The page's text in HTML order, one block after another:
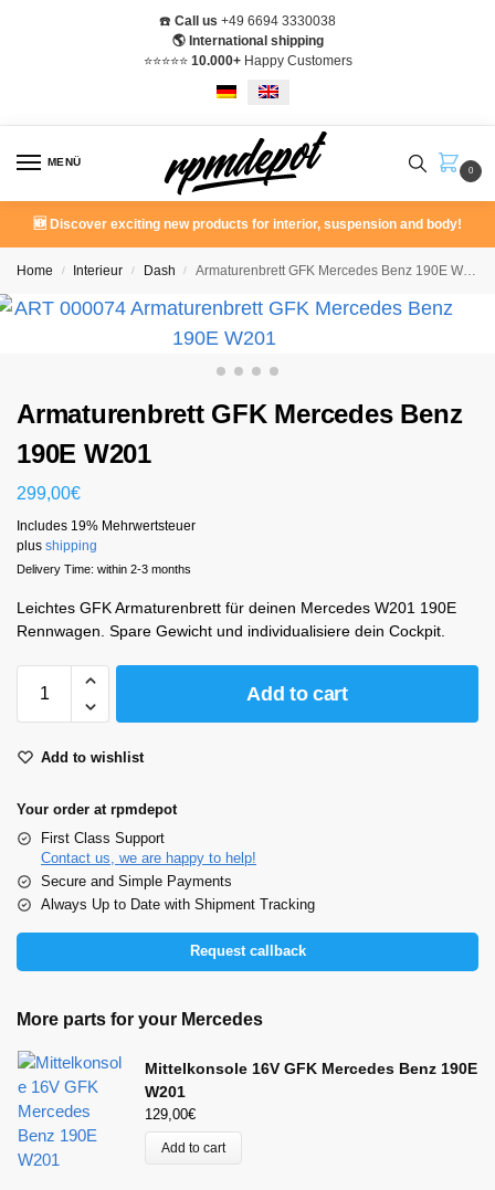
☎️ Call us +49 6694 3330038
🌎 International shipping
⭐️⭐️⭐️⭐️⭐️ 10.000+Happy Customers
MENÜ
0
🆕 Discover exciting new products for interior, suspension and body!
Home / Interieur / Dash / Armaturenbrett GFK Mercedes Benz 190E W201
Armaturenbrett GFK Mercedes Benz
190E W201
299,00€
Includes 19% Mehrwertsteuer
plus shipping
Delivery Time: within 2-3 months
Leichtes GFK Armaturenbrett für deinen Mercedes W201 190E
Rennwagen. Spare Gewicht und individualisiere dein Cockpit.
Add to cart
Add to wishlist
Your order at rpmdepot
First Class Support
Contact us, we are happy to help!
Secure and Simple Payments
Always Up to Date with Shipment Tracking
Request callback
More parts for your Mercedes
Mittelkonsole 16V GFK Mercedes Benz 190E
W201
129,00€
Add to cart